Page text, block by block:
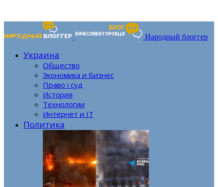
Народный блоггер
Украина
Общество
Экономика и Бизнес
Право і суд
История
Технологии
Интернет и IT
Политика